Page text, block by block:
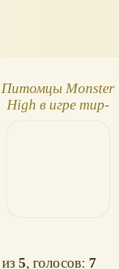
Питомцы Monster
High в игре тир-
из5, голосов: 7